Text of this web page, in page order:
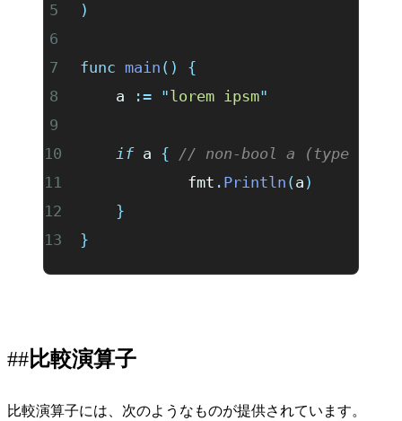
)
func main ()
{
	a
:= "lorem ipsm"
	if
a { // non-bool a (type
		fmt
. Println (a )
	}
}
比較演算子
比較演算子には、次のようなものが提供されています。